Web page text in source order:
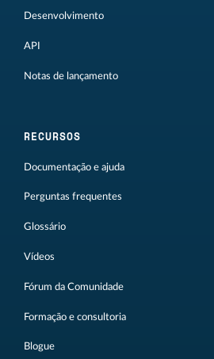
Desenvolvimento
API
Notas de lançamento
RECURSOS
Documentação e ajuda
Perguntas frequentes
Glossário
Vídeos
Fórum da Comunidade
Formação e consultoria
Blogue